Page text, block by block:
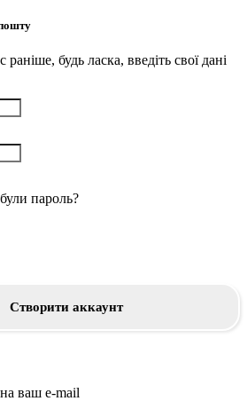
будь ласка, введіть свої дані
пароль?
Створити аккаунт
ваш e-mail